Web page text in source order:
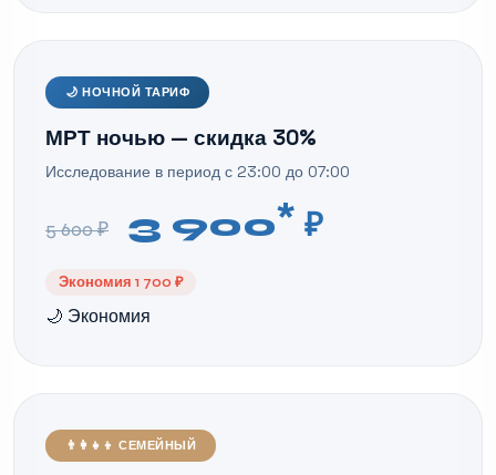
🌙 НОЧНОЙ ТАРИФ
МРТ ночью — скидка 30%
Исследование в период с 23:00 до 07:00
5 600 ₽ 3 900* ₽
Экономия 1 700 ₽
🌙 Экономия
👨‍👩‍👧‍👦 СЕМЕЙНЫЙ